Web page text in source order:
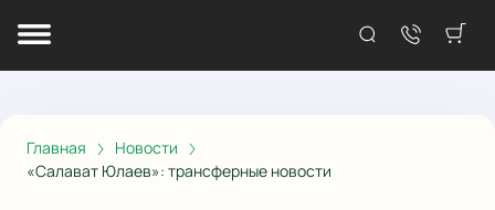
Главная
Новости
«Салават Юлаев»: трансферные новости